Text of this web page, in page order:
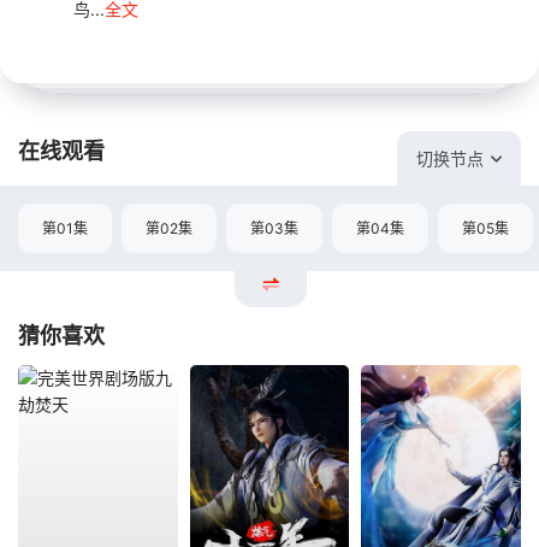
鸟...全文
在线观看 切换节点
第01集 第02集 第03集 第04集 第05集
猜你喜欢